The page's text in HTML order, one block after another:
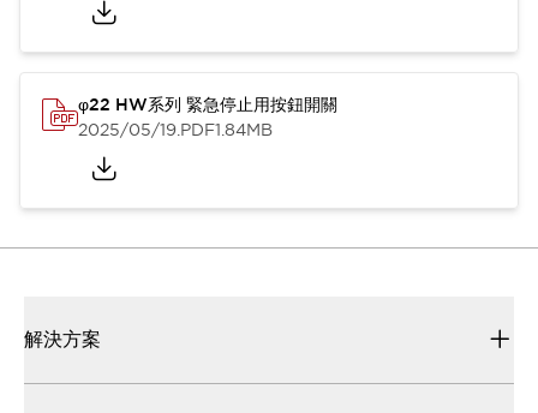
φ22 HW系列 緊急停止用按鈕開關
2025/05/19.PDF1.84MB
解決方案